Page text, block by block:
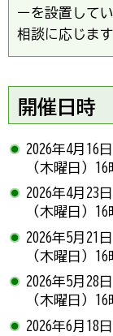
ーを設置して
相談に応じま
開催日時
2026年4月16
（木曜日）16
2026年4月23
（木曜日）16
2026年5月21
（木曜日）16
2026年5月28
（木曜日）16
2026年6月18